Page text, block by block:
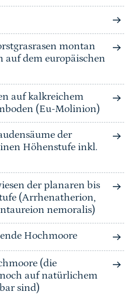
montan
auf dem europäischen
auf kalkreichem
(Eu-Molinion)
der
Höhenstufe inkl.
der planaren bis
(Arrhenatherion,
nemoralis)
Hochmoore
(die
auf natürlichem
sind)